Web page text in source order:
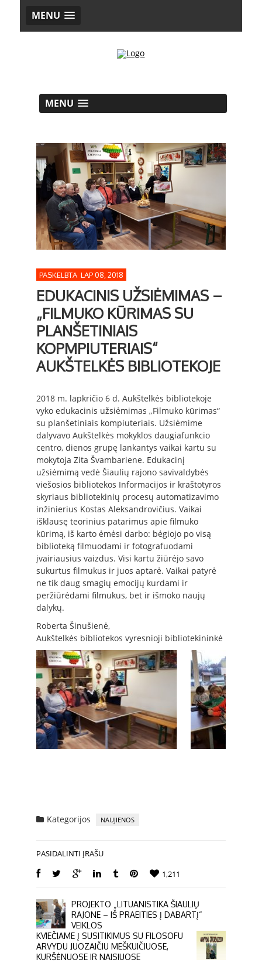
MENU
MENU
PASKELBTA LAP 08, 2018
EDUKACINIS UŽSIĖMIMAS –
„FILMUKO KŪRIMAS SU
PLANŠETINIAIS
KOPMPIUTERIAIS“
AUKŠTELKĖS BIBLIOTEKOJE
2018 m. lapkričio 6 d. Aukštelkės bibliotekoje
vyko edukacinis užsiėmimas „Filmuko kūrimas“
su planšetiniais kompiuteriais. Užsiėmime
dalyvavo Aukštelkės mokyklos daugiafunkcio
centro, dienos grupę lankantys vaikai kartu su
mokytoja Zita Švambariene. Edukacinį
užsiėmimą vedė Šiaulių rajono savivaldybės
viešosios bibliotekos Informacijos ir kraštotyros
skyriaus bibliotekinių procesų automatizavimo
inžinierius Kostas Aleksandrovičius. Vaikai
išklausę teorinius patarimus apie filmuko
kūrimą, iš karto ėmėsi darbo: bėgiojo po visą
biblioteką filmuodami ir fotografuodami
įvairiausius vaizdus. Visi kartu žiūrėjo savo
sukurtus filmukus ir juos aptarė. Vaikai patyrė
ne tik daug smagių emocijų kurdami ir
peržiūrėdami filmukus, bet ir išmoko naujų
dalykų.
Roberta Šinušienė,
Aukštelkės bibliotekos vyresnioji bibliotekininkė
Kategorijos NAUJIENOS
PASIDALINTI ĮRAŠU
1,211
PROJEKTO „LITUANISTIKA ŠIAULIŲ
RAJONE – IŠ PRAEITIES Į DABARTĮ“
VEIKLOS
KVIEČIAME Į SUSITIKIMUS SU FILOSOFU
ARVYDU JUOZAIČIU MEŠKUIČIUOSE,
KURŠĖNUOSE IR NAISIUOSE